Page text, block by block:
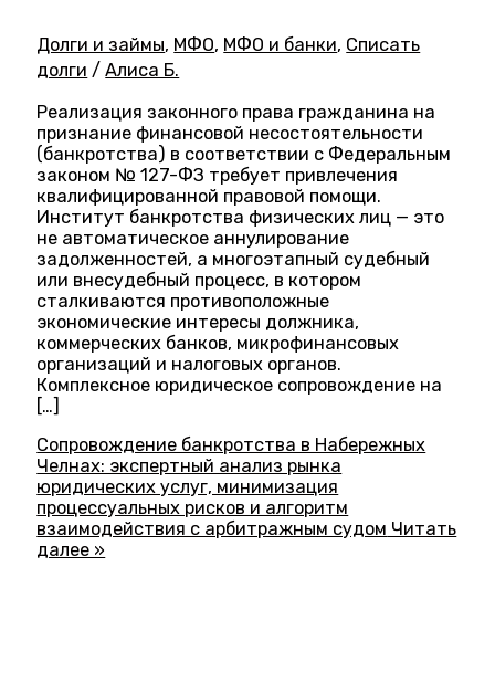
Долги и займы, МФО, МФО и банки, Списать
долги /Алиса Б.
Реализация законного права гражданина на
признание финансовой несостоятельности
(банкротства) в соответствии с Федеральным
законом № 127-ФЗ требует привлечения
квалифицированной правовой помощи.
Институт банкротства физических лиц — это
не автоматическое аннулирование
задолженностей, а многоэтапный судебный
или внесудебный процесс, в котором
сталкиваются противоположные
экономические интересы должника,
коммерческих банков, микрофинансовых
организаций и налоговых органов.
Комплексное юридическое сопровождение на
[…]
Сопровождение банкротства в Набережных
Челнах: экспертный анализ рынка
юридических услуг, минимизация
процессуальных рисков и алгоритм
взаимодействия с арбитражным судом Читать
далее »